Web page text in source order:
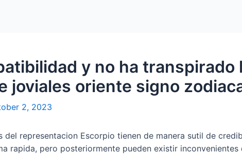
y no ha transpirado
joviales oriente signo
2, 2023
del representacion Escorpio tienen de manera sutil de
rapida, pero posteriormente pueden existir